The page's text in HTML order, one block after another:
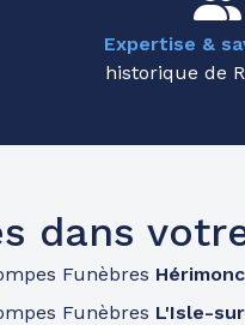
Expertise &
historique de
dans
Funèbres
Funèbres L'Isle-